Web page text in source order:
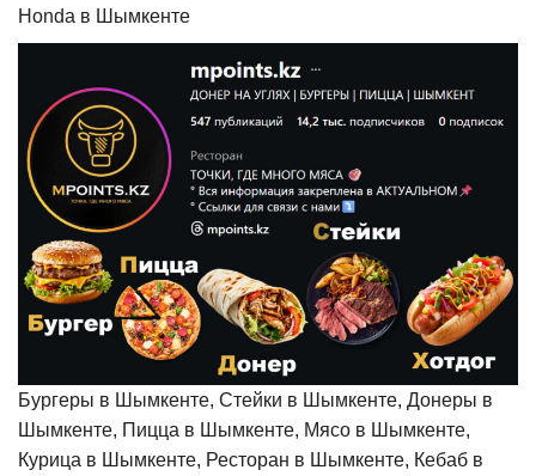
Honda в Шымкенте
Бургеры в Шымкенте, Стейки в Шымкенте, Донеры в
Шымкенте, Пицца в Шымкенте, Мясо в Шымкенте,
Курица в Шымкенте, Ресторан в Шымкенте, Кебаб в